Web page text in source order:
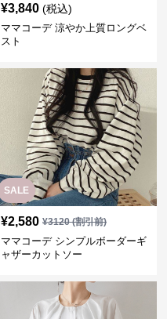
¥3,840 (税込)
ママコーデ 涼やか上質ロングベ
スト
SALE
¥2,580 ¥3120(割引前)
ママコーデ シンプルボーダーギ
ャザーカットソー